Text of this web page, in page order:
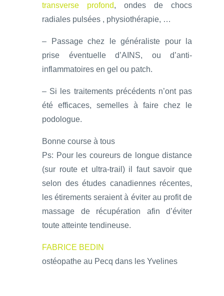
transverse profond, ondes de chocs
radiales pulsées , physiothérapie, …
– Passage chez le généraliste pour la
prise éventuelle d’AINS, ou d’anti-
inflammatoires en gel ou patch.
– Si les traitements précédents n’ont pas
été efficaces, semelles à faire chez le
podologue.
Bonne course à tous
Ps: Pour les coureurs de longue distance
(sur route et ultra-trail) il faut savoir que
selon des études canadiennes récentes,
les étirements seraient à éviter au profit de
massage de récupération afin d’éviter
toute atteinte tendineuse.
FABRICE BEDIN
ostéopathe au Pecq dans les Yvelines